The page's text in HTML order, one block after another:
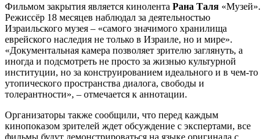
Фильмом закрытия является кинолента Рана Таля «Музей».
Режиссёр 18 месяцев наблюдал за деятельностью
Израильского музея – «самого значимого хранилища
еврейского наследия не только в Израиле, но и мире».
«Документальная камера позволяет зрителю заглянуть, а
иногда и подсмотреть не просто за жизнью культурной
институции, но за конструированием идеального и в чем-то
утопического пространства диалога, свободы и
толерантности», – отмечается к аннотации.
Организаторы также сообщили, что перед каждым
кинопоказом зрителей ждет обсуждение с экспертами, все
фильмы будут демонстрироваться на языке оригинала с